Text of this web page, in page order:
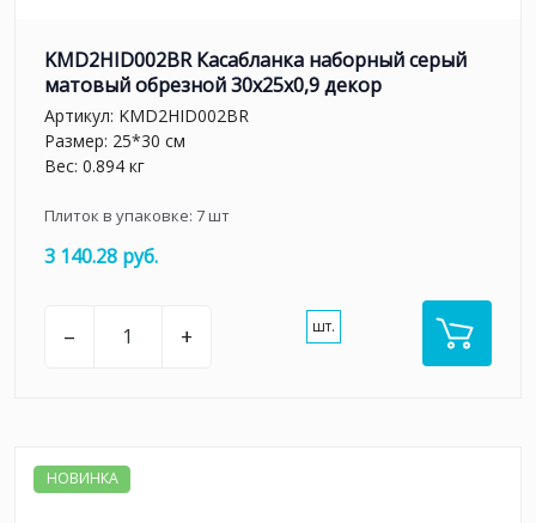
KMD2HID002BR Касабланка наборный серый
матовый обрезной 30x25x0,9 декор
Артикул: KMD2HID002BR
Размер: 25*30 см
Вес: 0.894 кг
Плиток в упаковке: 7шт
3 140.28 руб.
– + шт.
НОВИНКА